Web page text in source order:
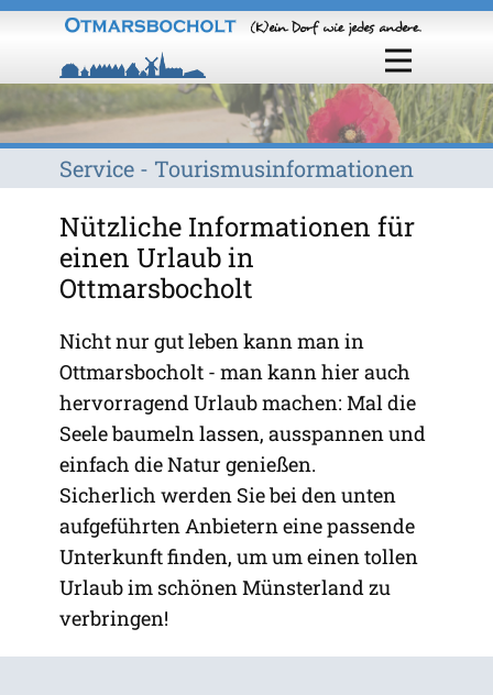
Service - Tourismusinformationen
Nützliche Informationen für
einen Urlaub in
Ottmarsbocholt
Nicht nur gut leben kann man in
Ottmarsbocholt - man kann hier auch
hervorragend Urlaub machen: Mal die
Seele baumeln lassen, ausspannen und
einfach die Natur genießen.
Sicherlich werden Sie bei den unten
aufgeführten Anbietern eine passende
Unterkunft finden, um um einen tollen
Urlaub im schönen Münsterland zu
verbringen!